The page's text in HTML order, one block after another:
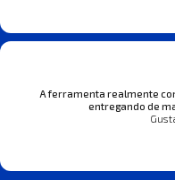
A ferramenta realmente
entregando de